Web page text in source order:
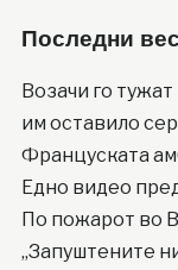
Последни
Возачи го
им оставило
Француската
Едно видео
По пожарот во
„Запуштените